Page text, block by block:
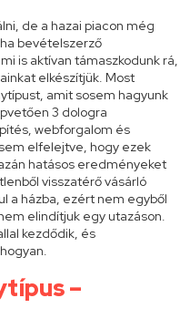
de a hazai piacon még
bevételszerző
is aktívan támaszkodunk rá,
elkészítjük. Most
amit sosem hagyunk
3 dologra
webforgalom és
elfelejtve, hogy ezek
hatásos eredményeket
visszatérő vásárló
a házba, ezért nem egyből
elindítjuk egy utazáson.
kezdődik, és
–